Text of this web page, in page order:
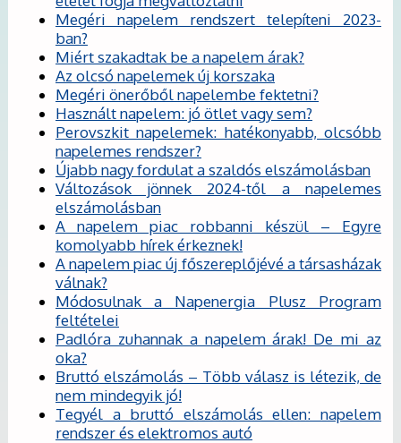
Megéri napelem rendszert telepíteni 2023-
ban?
Miért szakadtak be a napelem árak?
Az olcsó napelemek új korszaka
Megéri önerőből napelembe fektetni?
Használt napelem: jó ötlet vagy sem?
Perovszkit napelemek: hatékonyabb, olcsóbb
napelemes rendszer?
Újabb nagy fordulat a szaldós elszámolásban
Változások jönnek 2024-től a napelemes
elszámolásban
A napelem piac robbanni készül – Egyre
komolyabb hírek érkeznek!
A napelem piac új főszereplőjévé a társasházak
válnak?
Módosulnak a Napenergia Plusz Program
feltételei
Padlóra zuhannak a napelem árak! De mi az
oka?
Bruttó elszámolás – Több válasz is létezik, de
nem mindegyik jó!
Tegyél a bruttó elszámolás ellen: napelem
rendszer és elektromos autó